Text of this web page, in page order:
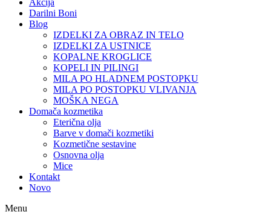
Akcija
Darilni Boni
Blog
IZDELKI ZA OBRAZ IN TELO
IZDELKI ZA USTNICE
KOPALNE KROGLICE
KOPELI IN PILINGI
MILA PO HLADNEM POSTOPKU
MILA PO POSTOPKU VLIVANJA
MOŠKA NEGA
Domača kozmetika
Eterična olja
Barve v domači kozmetiki
Kozmetične sestavine
Osnovna olja
Mice
Kontakt
Novo
Menu